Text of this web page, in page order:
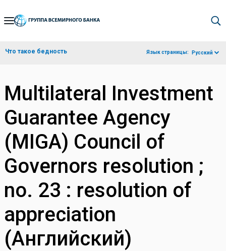
Skip
Navigation
Что такое бедность Язык страницы: Русский
Multilateral Investment
Guarantee Agency
(MIGA) Council of
Governors resolution ;
no. 23 : resolution of
appreciation
(Английский)